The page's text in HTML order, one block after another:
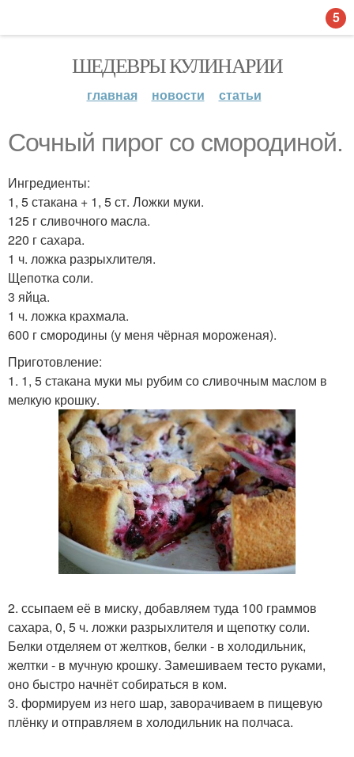
ШЕДЕВРЫ КУЛИНАРИИ
главная новости статьи
Сочный пирог со смородиной.
Ингредиенты:
1, 5 стакана + 1, 5 ст. Ложки муки.
125 г сливочного масла.
220 г сахара.
1 ч. ложка разрыхлителя.
Щепотка соли.
3 яйца.
1 ч. ложка крахмала.
600 г смородины (у меня чёрная мороженая).
Приготовление:
1. 1, 5 стакана муки мы рубим со сливочным маслом в
мелкую крошку.
2. ссыпаем её в миску, добавляем туда 100 граммов
сахара, 0, 5 ч. ложки разрыхлителя и щепотку соли.
Белки отделяем от желтков, белки - в холодильник,
желтки - в мучную крошку. Замешиваем тесто руками,
оно быстро начнёт собираться в ком.
3. формируем из него шар, заворачиваем в пищевую
плёнку и отправляем в холодильник на полчаса.
5